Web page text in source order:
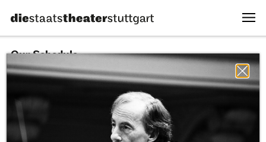
Our Schedule
All sectors All productions